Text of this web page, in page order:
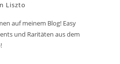
Liszto
auf meinem Blog! Easy
und Raritäten aus dem